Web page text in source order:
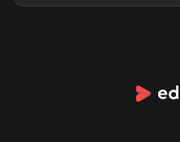
Oczywiście wszystkie
pojawia się możliwość
podstaw. Kursy WordPress